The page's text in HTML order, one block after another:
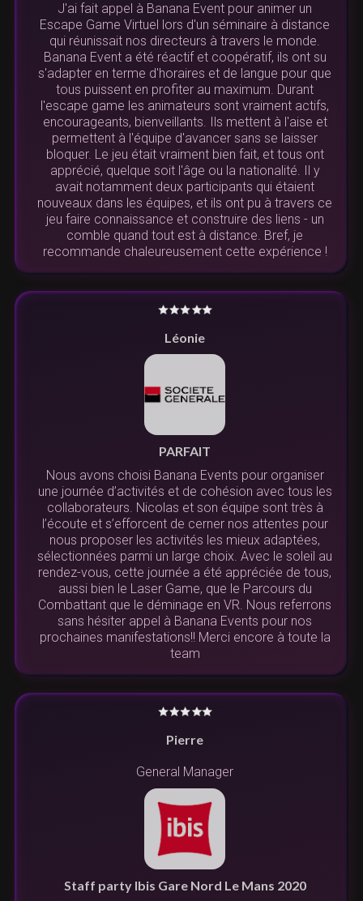
J'ai fait appel à Banana Event pour animer un
Escape Game Virtuel lors d'un séminaire à distance
qui réunissait nos directeurs à travers le monde.
Banana Event a été réactif et coopératif, ils ont su
s'adapter en terme d'horaires et de langue pour que
tous puissent en profiter au maximum. Durant
l'escape game les animateurs sont vraiment actifs,
encourageants, bienveillants. Ils mettent à l'aise et
permettent à l'équipe d'avancer sans se laisser
bloquer. Le jeu était vraiment bien fait, et tous ont
apprécié, quelque soit l'âge ou la nationalité. Il y
avait notamment deux participants qui étaient
nouveaux dans les équipes, et ils ont pu à travers ce
jeu faire connaissance et construire des liens - un
comble quand tout est à distance. Bref, je
recommande chaleureusement cette expérience !
Léonie
PARFAIT
Nous avons choisi Banana Events pour organiser
une journée d’activités et de cohésion avec tous les
collaborateurs. Nicolas et son équipe sont très à
l’écoute et s’efforcent de cerner nos attentes pour
nous proposer les activités les mieux adaptées,
sélectionnées parmi un large choix. Avec le soleil au
rendez-vous, cette journée a été appréciée de tous,
aussi bien le Laser Game, que le Parcours du
Combattant que le déminage en VR. Nous referrons
sans hésiter appel à Banana Events pour nos
prochaines manifestations!! Merci encore à toute la
team
Pierre
General Manager
Staff party Ibis Gare Nord Le Mans 2020